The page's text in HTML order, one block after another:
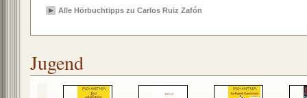
Alle Hörbuchtipps zu Carlos Ruiz Zafón
Jugend